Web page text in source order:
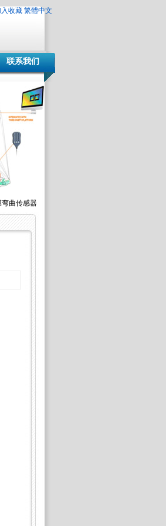
收藏 繁體中文
联系我们
弯曲传感器